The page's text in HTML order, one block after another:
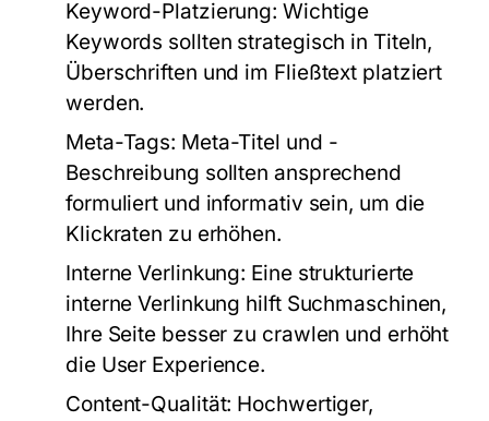
Keyword-Platzierung: Wichtige
Keywords sollten strategisch in Titeln,
Überschriften und im Fließtext platziert
werden.
Meta-Tags: Meta-Titel und -
Beschreibung sollten ansprechend
formuliert und informativ sein, um die
Klickraten zu erhöhen.
Interne Verlinkung: Eine strukturierte
interne Verlinkung hilft Suchmaschinen,
Ihre Seite besser zu crawlen und erhöht
die User Experience.
Content-Qualität: Hochwertiger,